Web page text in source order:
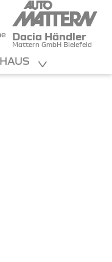
Dacia Händler
Mattern GmbH Bielefeld